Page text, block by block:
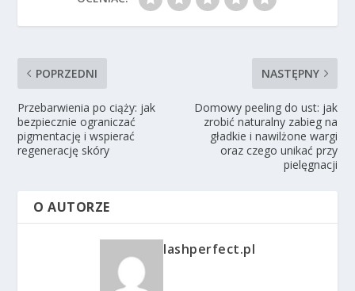
POPRZEDNI
Przebarwienia po ciąży: jak
bezpiecznie ograniczać
pigmentację i wspierać
regenerację skóry
NASTĘPNY
Domowy peeling do ust: jak
zrobić naturalny zabieg na
gładkie i nawilżone wargi
oraz czego unikać przy
pielęgnacji
O AUTORZE
lashperfect.pl